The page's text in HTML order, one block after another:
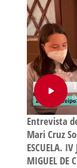
Entrevista
Mari Cruz
ESCUELA.
MIGUEL DE